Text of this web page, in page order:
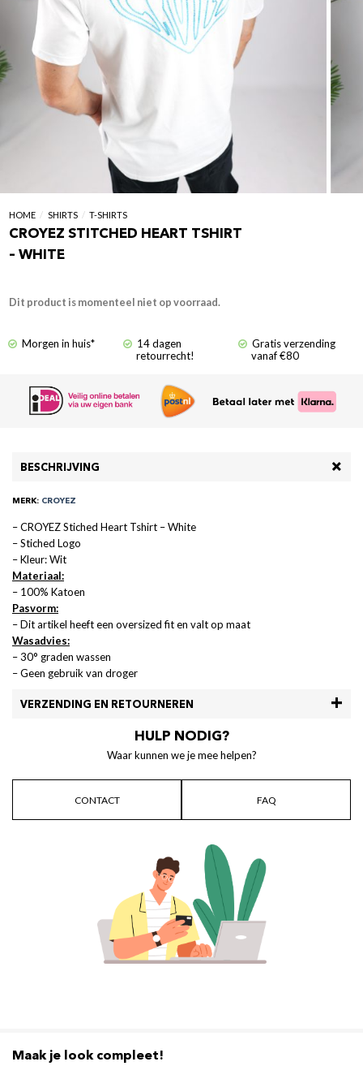
HOME / SHIRTS / T-SHIRTS
CROYEZ STITCHED HEART TSHIRT
– WHITE
Dit product is momenteel niet op voorraad.
Morgen in huis*
14 dagen
retourrecht!
Gratis verzending
vanaf €80
BESCHRIJVING
MERK: CROYEZ
– CROYEZ Stiched Heart Tshirt – White
– Stiched Logo
– Kleur: Wit
Materiaal:
– 100% Katoen
Pasvorm:
– Dit artikel heeft een oversized fit en valt op maat
Wasadvies:
– 30° graden wassen
– Geen gebruik van droger
VERZENDING EN RETOURNEREN
HULP NODIG?
Waar kunnen we je mee helpen?
CONTACT FAQ
Maak je look compleet!